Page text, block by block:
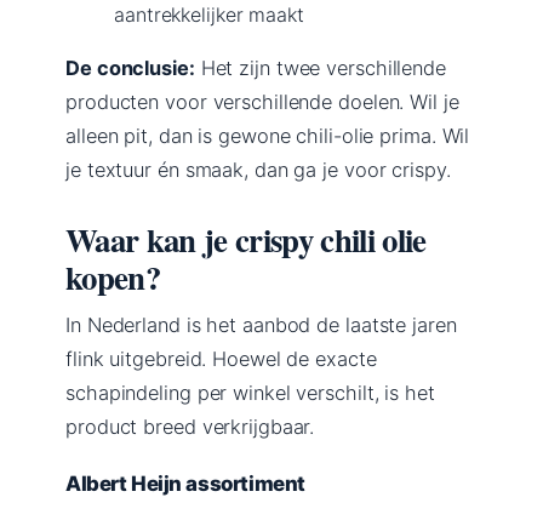
aantrekkelijker maakt
De conclusie: Het zijn twee verschillende
producten voor verschillende doelen. Wil je
alleen pit, dan is gewone chili-olie prima. Wil
je textuur én smaak, dan ga je voor crispy.
Waar kan je crispy chili olie
kopen?
In Nederland is het aanbod de laatste jaren
flink uitgebreid. Hoewel de exacte
schapindeling per winkel verschilt, is het
product breed verkrijgbaar.
Albert Heijn assortiment